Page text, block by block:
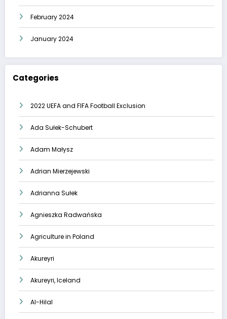
February 2024
January 2024
Categories
2022 UEFA and FIFA Football Exclusion
Ada Sułek-Schubert
Adam Małysz
Adrian Mierzejewski
Adrianna Sułek
Agnieszka Radwańska
Agriculture in Poland
Akureyri
Akureyri, Iceland
Al-Hilal